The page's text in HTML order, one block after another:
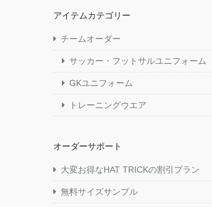
アイテムカテゴリー
チームオーダー
サッカー・フットサルユニフォーム
GKユニフォーム
トレーニングウエア
オーダーサポート
大変お得なHAT TRICKの割引プラン
無料サイズサンプル